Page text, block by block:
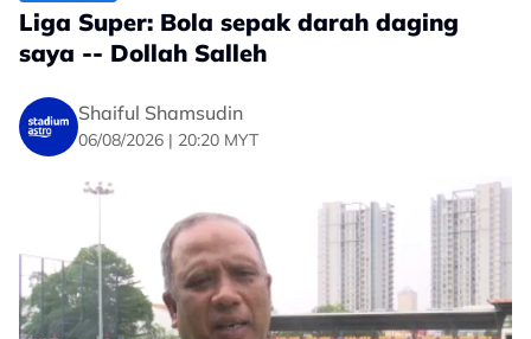
dalam usaha memperkenalkan imej baharu kelab di
samping membina hubungan erat dengan penyokong
dan masyarakat di seluruh negara.
Liga Super: Bola sepak darah daging
saya -- Dollah Salleh
Shaiful Shamsudin
06/08/2026 | 20:20 MYT